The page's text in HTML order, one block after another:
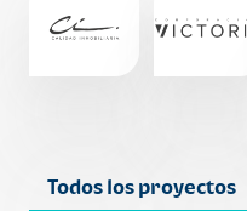
Todos los proyectos